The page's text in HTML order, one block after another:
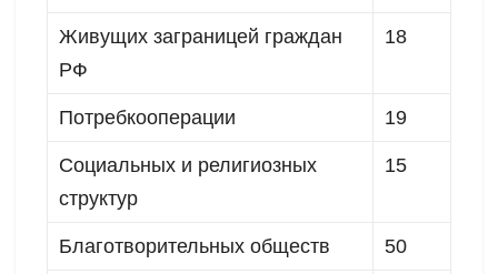
Живущих заграницей граждан
РФ
18
Потребкооперации 19
Социальных и религиозных
структур
15
Благотворительных обществ 50